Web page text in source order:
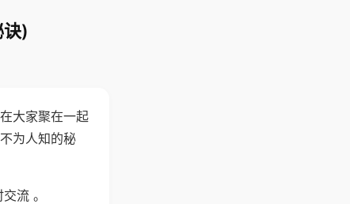
)
大家聚在一起
为人知的秘
流 。